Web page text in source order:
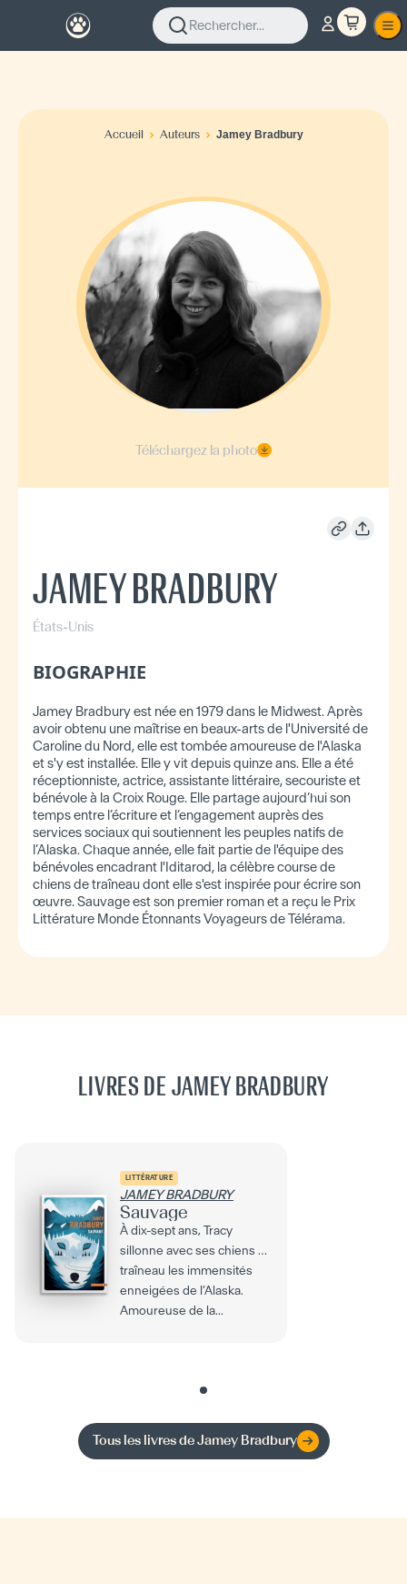
Rechercher...
Accueil Auteurs Jamey Bradbury
Téléchargez la photo
JAMEY BRADBURY
États-Unis
BIOGRAPHIE
Jamey Bradbury est née en 1979 dans le Midwest. Après
avoir obtenu une maîtrise en beaux-arts de l'Université de
Caroline du Nord, elle est tombée amoureuse de l'Alaska
et s'y est installée. Elle y vit depuis quinze ans. Elle a été
réceptionniste, actrice, assistante littéraire, secouriste et
bénévole à la Croix Rouge. Elle partage aujourd’hui son
temps entre l’écriture et l’engagement auprès des
services sociaux qui soutiennent les peuples natifs de
l’Alaska. Chaque année, elle fait partie de l'équipe des
bénévoles encadrant l'Iditarod, la célèbre course de
chiens de traîneau dont elle s'est inspirée pour écrire son
œuvre. Sauvage est son premier roman et a reçu le Prix
Littérature Monde Étonnants Voyageurs de Télérama.
LIVRES DE JAMEY BRADBURY
LITTÉRATURE
JAMEY BRADBURY
Sauvage
À dix-sept ans, Tracy
sillonne avec ses chiens de
traîneau les immensités
enneigées de l’Alaska.
Amoureuse de la...
Tous les livres deJamey Bradbury